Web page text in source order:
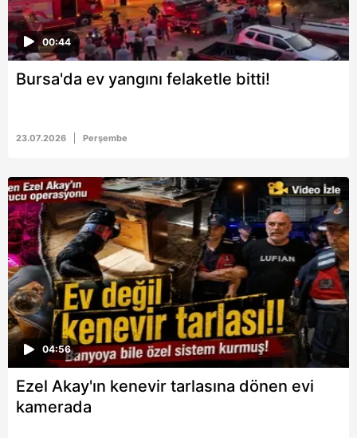
00:44
Bursa'da ev yangını felaketle bitti!
23.07.2026 Perşembe
04:56
Ezel Akay'ın kenevir tarlasına dönen evi
kamerada